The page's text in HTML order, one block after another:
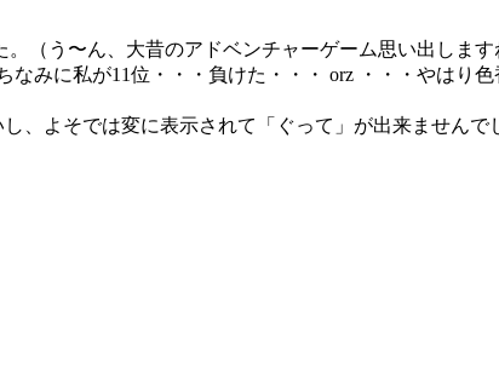
（う〜ん、大昔のアドベンチャーゲーム思い出します
みに私が11位・・・負けた・・・ orz ・・・やはり色
、よそでは変に表示されて「ぐって」が出来ませんで